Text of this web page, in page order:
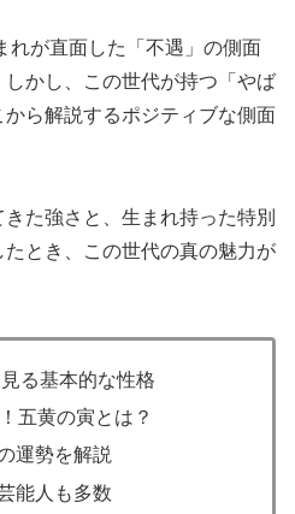
れが直面した「不遇」の側面
かし、この世代が持つ「やば
ら解説するポジティブな側面
た強さと、生まれ持った特別
とき、この世代の真の魅力が
る基本的な性格
五黄の寅とは？
運勢を解説
能人も多数